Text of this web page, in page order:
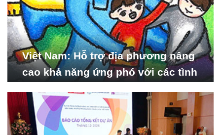
Việt Nam: Hỗ trợ địa phương nâng
cao khả năng ứng phó với các tình